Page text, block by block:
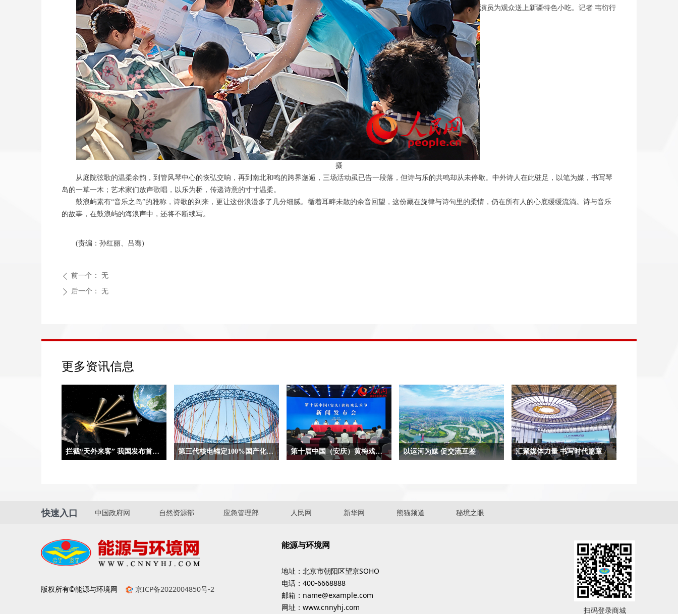
演员为观众送上新疆特色小吃。记者 韦衍行
摄
从庭院弦歌的温柔余韵，到管风琴中心的恢弘交响，再到南北和鸣的跨界邂逅，三场活动虽已告一段落，但诗与乐的共鸣却从未停歇。中外诗人在此驻足，以笔为媒，书写琴
岛的一草一木；艺术家们放声歌唱，以乐为桥，传递诗意的寸寸温柔。
鼓浪屿素有“音乐之岛”的雅称，诗歌的到来，更让这份浪漫多了几分细腻。循着耳畔未散的余音回望，这份藏在旋律与诗句里的柔情，仍在所有人的心底缓缓流淌。诗与音乐
的故事，在鼓浪屿的海浪声中，还将不断续写。
(责编：孙红丽、吕骞)
ꄴ 前一个： 无
ꄲ 后一个： 无
更多资讯信息
拦截“天外来客” 我国发布首次近地小行星防御任务方案设想
小行星防御任务，并发布首次近地小
用“伴飞+动能撞击+伴飞”模式。
第三代核电锚定100%国产化,向国际最高水平赶超—— “国和一号”的自主创新之路
电自主化标志性成果，是完全自主设
电技术的先进水平。
第十届中国（安庆）黄梅戏艺术节将于9月22日至10月8日举行
至10月8日在安庆市举行。
以运河为媒 促交流互鉴
能，推动了经济社会发展。
汇聚媒体力量 书写时代篇章
能源与环境网
地址：北京市朝阳区望京SOHO
电话：400-6668888
邮箱：name@example.com
网址：www.cnnyhj.com
版权所有©能源与环境网 京ICP备2022004850号-2
扫码登录商城
快速入口 中国政府网 自然资源部 应急管理部 人民网 新华网 熊猫频道 秘境之眼